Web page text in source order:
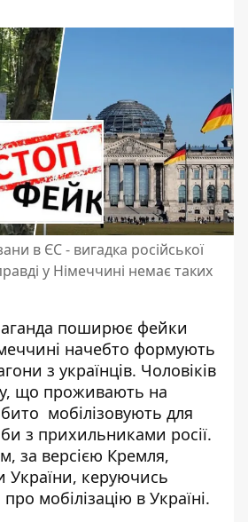
в ЄС - вигадка російської
у Німеччині немає таких
поширює фейки
начебто формують
з українців. Чоловіків
що проживають на
мобілізовують для
з прихильниками росії.
за версією Кремля,
України, керуючись
мобілізацію в Україні.